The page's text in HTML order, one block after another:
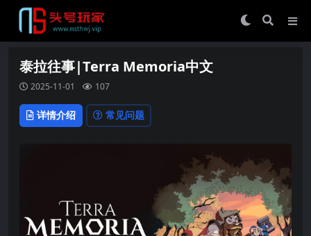
泰拉往事|Terra Memoria中文
2025-11-01 107
详情介绍 常见问题